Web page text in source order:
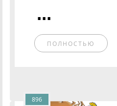
...
ПОЛНОСТЬЮ
896